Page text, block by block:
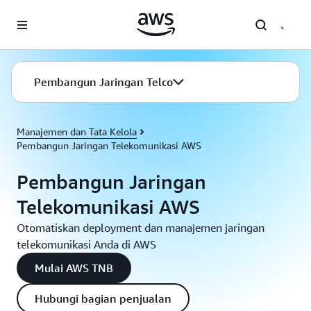
Pembangun Jaringan Telco
Manajemen dan Tata Kelola
Pembangun Jaringan Telekomunikasi AWS
Pembangun Jaringan
Telekomunikasi AWS
Otomatiskan deployment dan manajemen jaringan
telekomunikasi Anda di AWS
Mulai AWS TNB
Hubungi bagian penjualan